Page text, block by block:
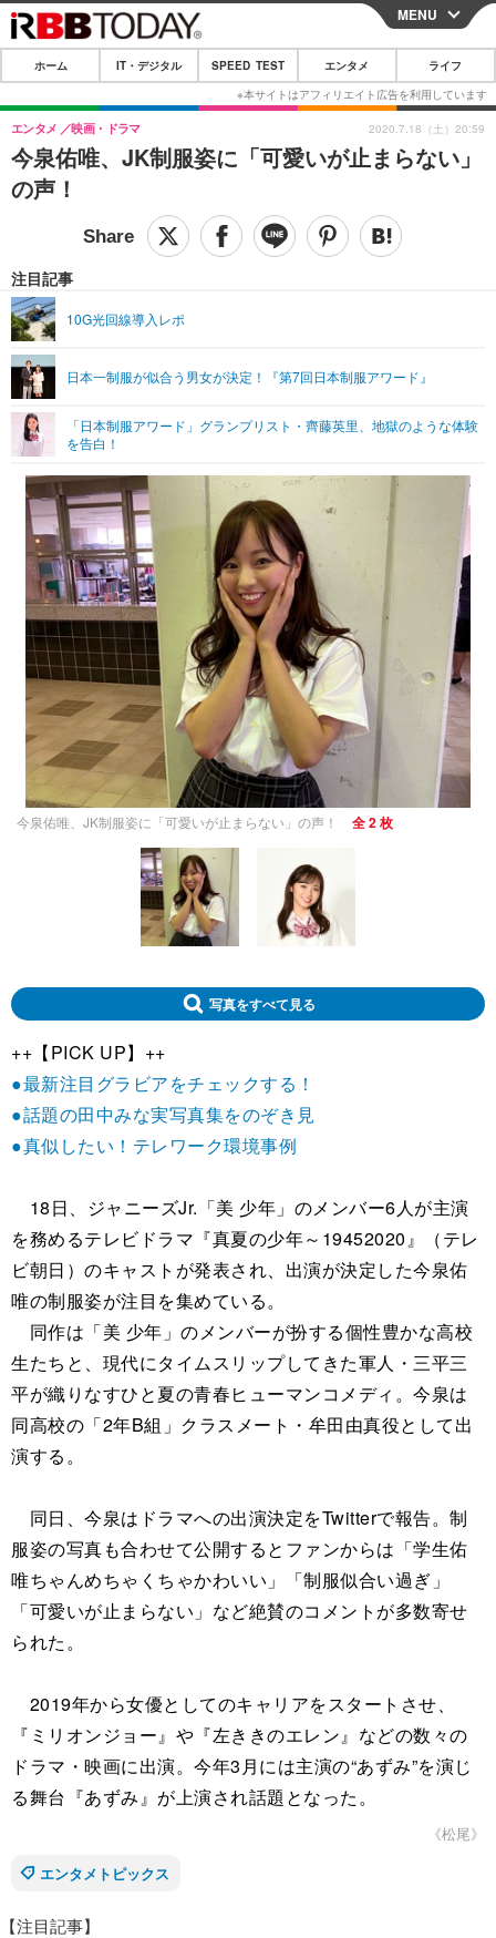
CLOSE
ホーム
IT・デジタル
IT・デジタルTOP スマートフォン
ショッピング その他
SPEED TEST
エンタメTOP 映画・ドラマ
グラビア ブログ
ショッピング その他
ライフTOP
リリース一覧
プッシュ通知の停止方法
MENU
ホーム IT・デジタル SPEED TEST エンタメ ライフ
今泉佑唯、JK制服姿に「可愛いが止まらない」
の声！
エンタメ 映画・ドラマ
注目記事
10G光回線導入レポ
日本一制服が似合う男女が決定！『第7回日本制服アワード』
「日本制服アワード」グランプリスト・齊藤英里、地獄のような体験
を告白！
2020.7.18（土）20:59
今泉佑唯、JK制服姿に「可愛いが止まらない」の声！ 全 2 枚
写真をすべて見る
++【PICK UP】++
●最新注目グラビアをチェックする！
●話題の田中みな実写真集をのぞき見
●真似したい！テレワーク環境事例
18日、ジャニーズJr.「美 少年」のメンバー6人が主演
を務めるテレビドラマ『真夏の少年～19452020』（テレ
ビ朝日）のキャストが発表され、出演が決定した今泉佑
唯の制服姿が注目を集めている。
同作は「美 少年」のメンバーが扮する個性豊かな高校
生たちと、現代にタイムスリップしてきた軍人・三平三
平が織りなすひと夏の青春ヒューマンコメディ。今泉は
同高校の「2年B組」クラスメート・牟田由真役として出
演する。
同日、今泉はドラマへの出演決定をTwitterで報告。制
服姿の写真も合わせて公開するとファンからは「学生佑
唯ちゃんめちゃくちゃかわいい」「制服似合い過ぎ」
「可愛いが止まらない」など絶賛のコメントが多数寄せ
られた。
2019年から女優としてのキャリアをスタートさせ、
『ミリオンジョー』や『左ききのエレン』などの数々の
ドラマ・映画に出演。今年3月には主演の“あずみ”を演じ
る舞台『あずみ』が上演され話題となった。
《松尾》
エンタメトピックス
【注目記事】